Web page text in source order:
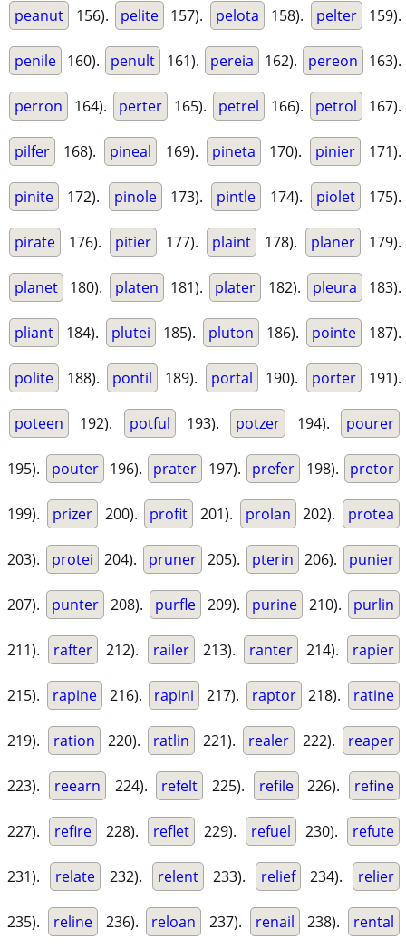
peanut 156). pelite 157). pelota 158). pelter 159).
penile 160). penult 161). pereia 162). pereon 163).
perron 164). perter 165). petrel 166). petrol 167).
pilfer 168). pineal 169). pineta 170). pinier 171).
pinite 172). pinole 173). pintle 174). piolet 175).
pirate 176). pitier 177). plaint 178). planer 179).
planet 180). platen 181). plater 182). pleura 183).
pliant 184). plutei 185). pluton 186). pointe 187).
polite 188). pontil 189). portal 190). porter 191).
poteen 192). potful 193). potzer 194). pourer
195). pouter 196). prater 197). prefer 198). pretor
199). prizer 200). profit 201). prolan 202). protea
203). protei 204). pruner 205). pterin 206). punier
207). punter 208). purfle 209). purine 210). purlin
211). rafter 212). railer 213). ranter 214). rapier
215). rapine 216). rapini 217). raptor 218). ratine
219). ration 220). ratlin 221). realer 222). reaper
223). reearn 224). refelt 225). refile 226). refine
227). refire 228). reflet 229). refuel 230). refute
231). relate 232). relent 233). relief 234). relier
235). reline 236). reloan 237). renail 238). rental